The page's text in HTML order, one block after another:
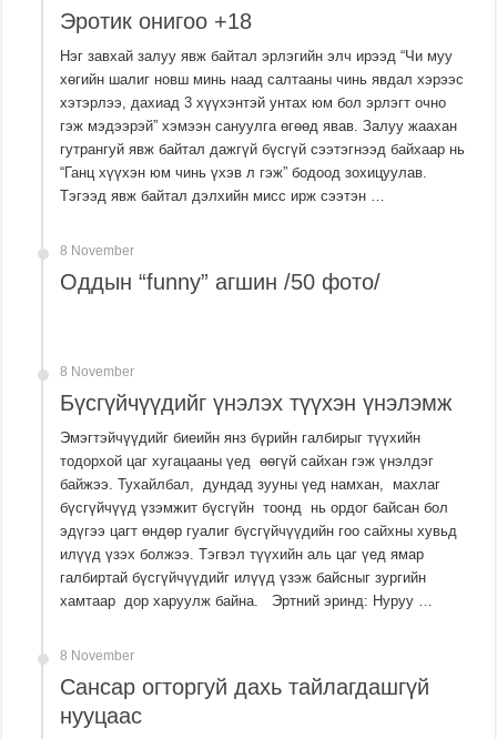
Эротик онигоо +18
Нэг завхай залуу явж байтал эрлэгийн элч ирээд “Чи муу
хөгийн шалиг новш минь наад салтааны чинь явдал хэрээс
хэтэрлээ, дахиад 3 хүүхэнтэй унтах юм бол эрлэгт очно
гэж мэдээрэй” хэмээн сануулга өгөөд явав. Залуу жаахан
гутрангуй явж байтал дажгүй бүсгүй сээтэгнээд байхаар нь
“Ганц хүүхэн юм чинь үхэв л гэж” бодоод зохицуулав.
Тэгээд явж байтал дэлхийн мисс ирж сээтэн …
8 November
Оддын “funny” агшин /50 фото/
8 November
Бүсгүйчүүдийг үнэлэх түүхэн үнэлэмж
Эмэгтэйчүүдийг биеийн янз бүрийн галбирыг түүхийн
тодорхой цаг хугацааны үед өөгүй сайхан гэж үнэлдэг
байжээ. Тухайлбал, дундад зууны үед намхан, махлаг
бүсгүйчүүд үзэмжит бүсгүйн тоонд нь ордог байсан бол
эдүгээ цагт өндөр гуалиг бүсгүйчүүдийн гоо сайхны хувьд
илүүд үзэх болжээ. Тэгвэл түүхийн аль цаг үед ямар
галбиртай бүсгүйчүүдийг илүүд үзэж байсныг зургийн
хамтаар дор харуулж байна. Эртний эринд: Нуруу …
8 November
Сансар огторгуй дахь тайлагдашгүй
нууцаас